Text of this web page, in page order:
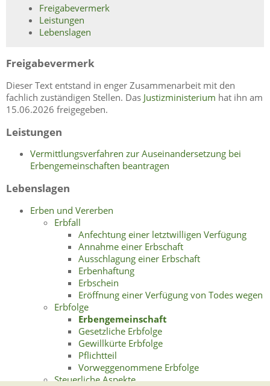
Freigabevermerk
Leistungen
Lebenslagen
Freigabevermerk
Dieser Text entstand in enger Zusammenarbeit mit den
fachlich zuständigen Stellen. Das Justizministerium hat ihn am
15.06.2026 freigegeben.
Leistungen
Vermittlungsverfahren zur Auseinandersetzung bei
Erbengemeinschaften beantragen
Lebenslagen
Erben und Vererben
Erbfall
Anfechtung einer letztwilligen Verfügung
Annahme einer Erbschaft
Ausschlagung einer Erbschaft
Erbenhaftung
Erbschein
Eröffnung einer Verfügung von Todes wegen
Erbfolge
Erbengemeinschaft
Gesetzliche Erbfolge
Gewillkürte Erbfolge
Pflichtteil
Vorweggenommene Erbfolge
Steuerliche Aspekte